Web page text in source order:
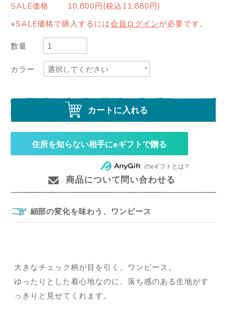
SALE価格
10,800円(税込11,880円)
※SALE価格で購入するには会員ログインが必要です。
数量
カラー
カートに入れる
住所を知らない相手にeギフトで贈る
のeギフトとは？
商品について問い合わせる
細部の変化を味わう、ワンピース
大きなチェック柄が目を引く、ワンピース。
ゆったりとした着心地なのに、落ち感のある生地がす
っきりと見せてくれます。